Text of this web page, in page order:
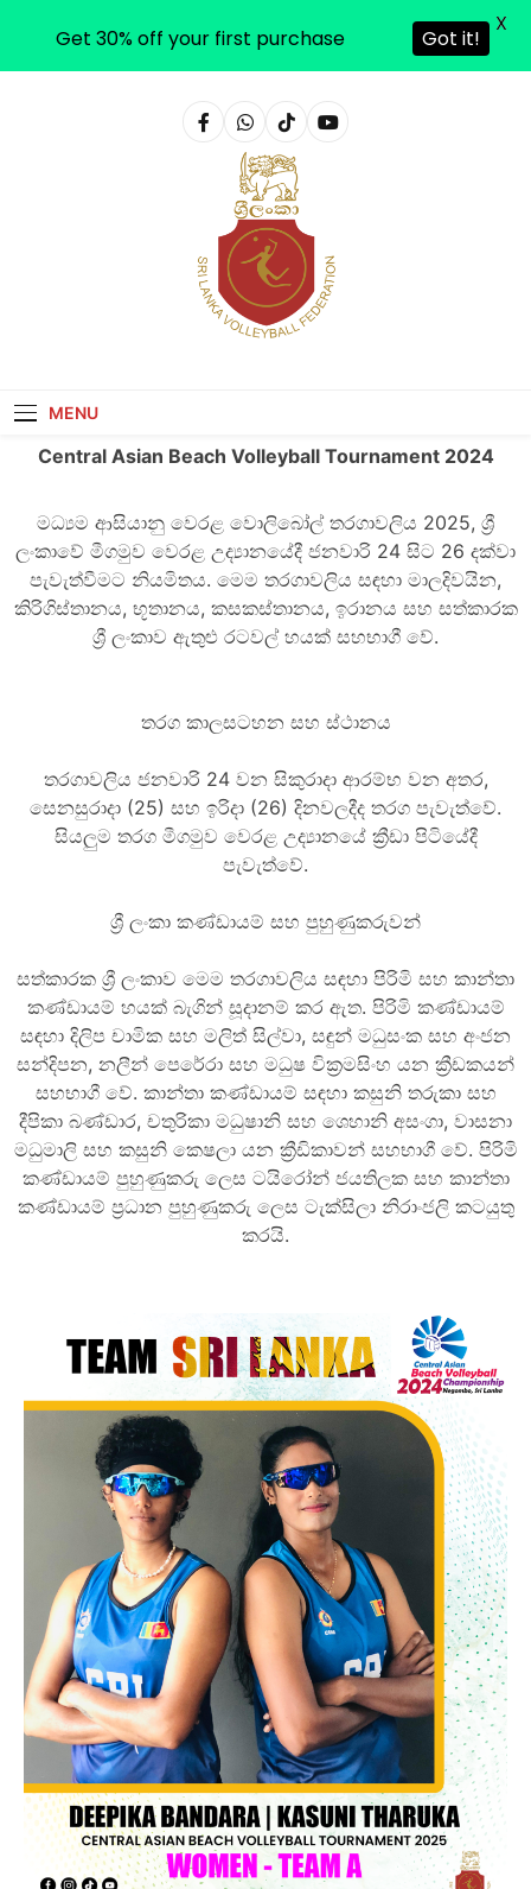
MENU
Central Asian Beach Volleyball Tournament 2024
මධ්‍යම ආසියානු වෙරළ වොලිබෝල් තරගාවලිය 2025, ශ්‍රී
ලංකාවේ මීගමුව වෙරළ උද්‍යානයේදී ජනවාරි 24 සිට 26 දක්වා
පැවැත්වීමට නියමිතය. මෙම තරගාවලිය සඳහා මාලදිවයින,
කිරිගිස්තානය, භූතානය, කසකස්තානය, ඉරානය සහ සත්කාරක
ශ්‍රී ලංකාව ඇතුළු රටවල් හයක් සහභාගී වේ.
තරග කාලසටහන සහ ස්ථානය
තරගාවලිය ජනවාරි 24 වන සිකුරාදා ආරම්භ වන අතර,
සෙනසුරාදා (25) සහ ඉරිදා (26) දිනවලදීද තරග පැවැත්වේ.
සියලුම තරග මීගමුව වෙරළ උද්‍යානයේ ක්‍රීඩා පිටියේදී
පැවැත්වේ.
ශ්‍රී ලංකා කණ්ඩායම් සහ පුහුණුකරුවන්
සත්කාරක ශ්‍රී ලංකාව මෙම තරගාවලිය සඳහා පිරිමි සහ කාන්තා
කණ්ඩායම් හයක් බැගින් සූදානම් කර ඇත. පිරිමි කණ්ඩායම්
සඳහා දිලිප චාමික සහ මලිත් සිල්වා, සඳුන් මධුසංක සහ අංජන
සන්දිපන, නලීන් පෙරේරා සහ මධුෂ වික්‍රමසිංහ යන ක්‍රීඩකයන්
සහභාගී වේ. කාන්තා කණ්ඩායම් සඳහා කසුනි තරුකා සහ
දීපිකා බණ්ඩාර, චතුරිකා මධුෂානි සහ ශෙහානි අසංගා, වාසනා
මධුමාලි සහ කසුනි කෙෂලා යන ක්‍රීඩිකාවන් සහභාගී වේ. පිරිමි
කණ්ඩායම් පුහුණුකරු ලෙස ටයිරෝන් ජයතිලක සහ කාන්තා
කණ්ඩායම් ප්‍රධාන පුහුණුකරු ලෙස ටැක්සිලා නිරාංජලි කටයුතු
කරයි.
Get 30% off your first purchase Got it!
X